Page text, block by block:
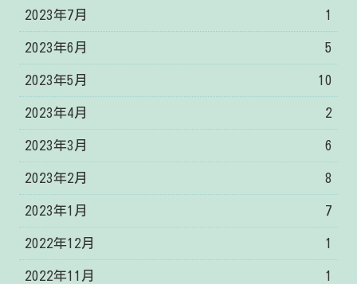
2023年7月 1
2023年6月 5
2023年5月 10
2023年4月 2
2023年3月 6
2023年2月 8
2023年1月 7
2022年12月 1
2022年11月 1